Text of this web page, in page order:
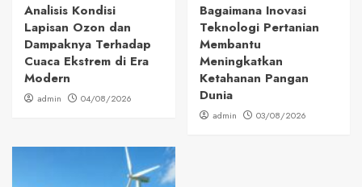
Analisis Kondisi
Lapisan Ozon dan
Dampaknya Terhadap
Cuaca Ekstrem di Era
Modern
admin 04/08/2026
Bagaimana Inovasi
Teknologi Pertanian
Membantu
Meningkatkan
Ketahanan Pangan
Dunia
admin 03/08/2026